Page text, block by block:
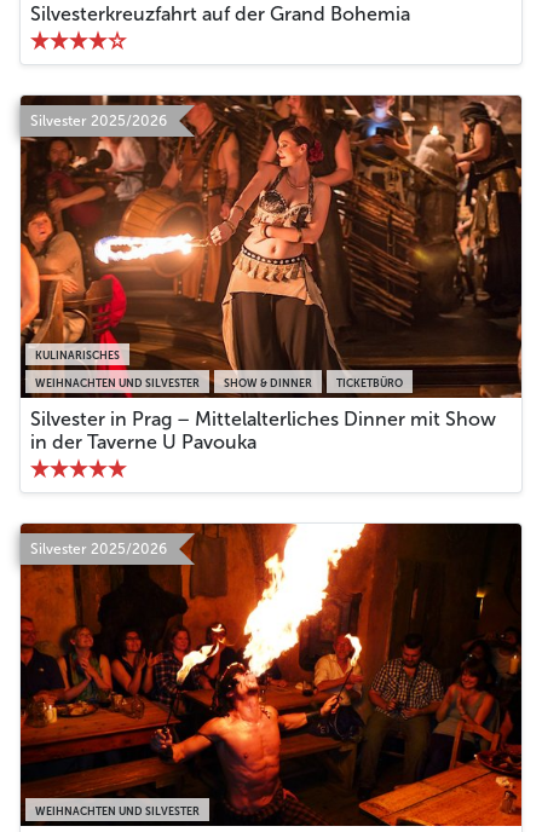
Silvesterkreuzfahrt auf der Grand Bohemia
Silvester 2025/2026
WEIHNACHTEN UND SILVESTER SHOW & DINNER TICKETBÜRO
KULINARISCHES
Silvester in Prag – Mittelalterliches Dinner mit Show
in der Taverne U Pavouka
Silvester 2025/2026
WEIHNACHTEN UND SILVESTER